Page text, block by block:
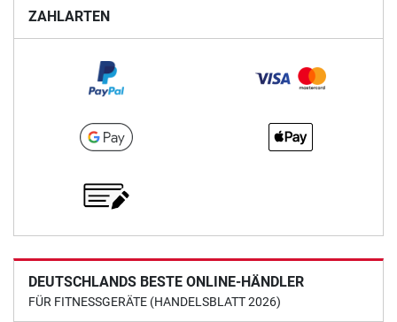
ZAHLARTEN
DEUTSCHLANDS BESTE ONLINE-HÄNDLER
FÜR FITNESSGERÄTE (HANDELSBLATT 2026)